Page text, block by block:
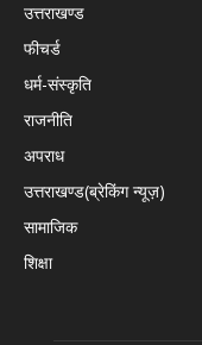
उत्तराखण्ड
फीचर्ड
धर्म-संस्कृति
राजनीति
अपराध
उत्तराखण्ड(ब्रेकिंग न्यूज़)
सामाजिक
शिक्षा